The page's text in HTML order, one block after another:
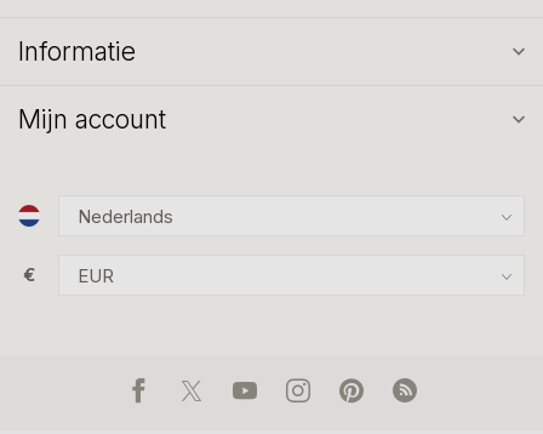
Informatie
Mijn account
€